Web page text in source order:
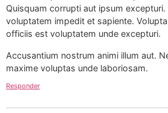
Quisquam corrupti aut ipsum
voluptatem impedit et sapiente.
officiis est voluptatem unde excepturi.
Accusantium nostrum animi illum aut.
maxime voluptas unde laboriosam.
Responder